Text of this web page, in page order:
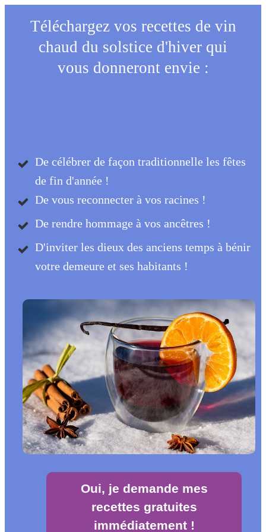
Téléchargez vos recettes de vin
chaud du solstice d'hiver qui
vous donneront envie :
De célébrer de façon traditionnelle les fêtes
de fin d'année !
De vous reconnecter à vos racines !
De rendre hommage à vos ancêtres !
D'inviter les dieux des anciens temps à bénir
votre demeure et ses habitants !
Oui, je demande mes
recettes gratuites
immédiatement !